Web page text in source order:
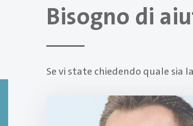
Bisogno di
Se vi state chiedendo quale sia